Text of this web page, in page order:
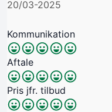
20/03-2025
Kommunikation
Aftale
Pris jfr. tilbud